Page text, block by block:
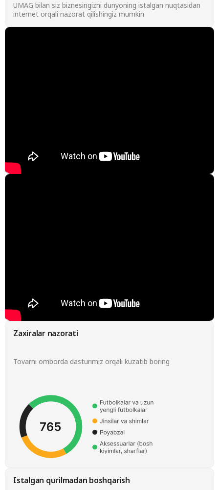
UMAG bilan siz biznesingizni dunyoning istalgan nuqtasidan
internet orqali nazorat qilishingiz mumkin
Zaxiralar nazorati
Tovarni omborda dasturimiz orqali kuzatib boring
Istalgan qurilmadan boshqarish